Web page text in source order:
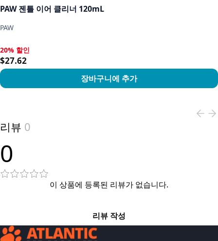
PAW 젠틀 이어 클리너 120mL
PAW
20% 할인, $27.62
20% 할인
$27.62
장바구니에 추가
리뷰 0
0
이 상품에 등록된 리뷰가 없습니다.
리뷰 작성